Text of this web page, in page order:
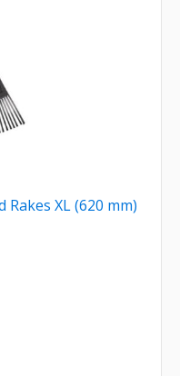
Rakes XL (620 mm)